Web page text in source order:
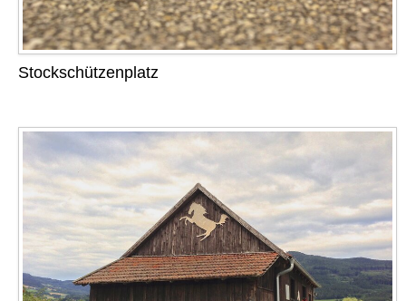
Stockschützenplatz